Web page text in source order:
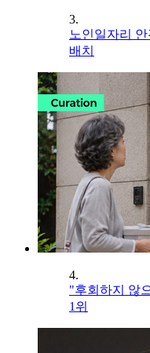
3.
노인일자리
배치
4.
"후회하지 않
1위